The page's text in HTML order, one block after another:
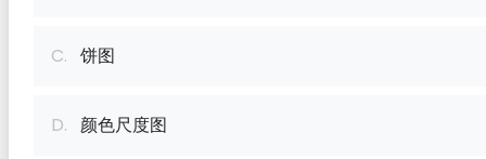
C. 饼图
D. 颜色尺度图